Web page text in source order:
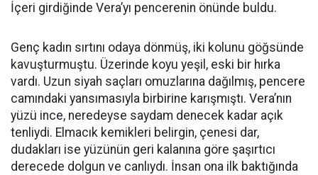
İçeri girdiğinde Vera’yı pencerenin önünde buldu.
Genç kadın sırtını odaya dönmüş, iki kolunu göğsünde
kavuşturmuştu. Üzerinde koyu yeşil, eski bir hırka
vardı. Uzun siyah saçları omuzlarına dağılmış, pencere
camındaki yansımasıyla birbirine karışmıştı. Vera’nın
yüzü ince, neredeyse saydam denecek kadar açık
tenliydi. Elmacık kemikleri belirgin, çenesi dar,
dudakları ise yüzünün geri kalanına göre şaşırtıcı
derecede dolgun ve canlıydı. İnsan ona ilk baktığında